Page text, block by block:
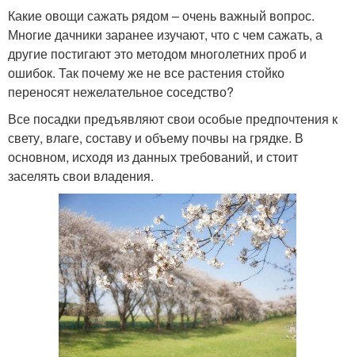
Какие овощи сажать рядом – очень важный вопрос.
Многие дачники заранее изучают, что с чем сажать, а
другие постигают это методом многолетних проб и
ошибок. Так почему же не все растения стойко
переносят нежелательное соседство?
Все посадки предъявляют свои особые предпочтения к
свету, влаге, составу и объему почвы на грядке. В
основном, исходя из данных требований, и стоит
заселять свои владения.